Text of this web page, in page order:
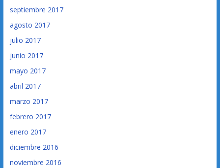
septiembre 2017
agosto 2017
julio 2017
junio 2017
mayo 2017
abril 2017
marzo 2017
febrero 2017
enero 2017
diciembre 2016
noviembre 2016